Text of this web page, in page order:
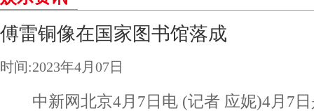
傅雷铜像在国家图书馆落成
时间:2023年4月07日
中新网北京4月7日电 (记者 应妮)4月7日